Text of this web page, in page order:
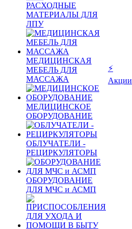
РАСХОДНЫЕ
МАТЕРИАЛЫ ДЛЯ
ЛПУ
МЕДИЦИНСКАЯ
МЕБЕЛЬ ДЛЯ
МАССАЖА
МЕДИЦИНСКОЕ
ОБОРУДОВАНИЕ
ОБЛУЧАТЕЛИ -
РЕЦИРКУЛЯТОРЫ
ОБОРУДОВАНИЕ
ДЛЯ МЧС и АСМП
⚡
Акции